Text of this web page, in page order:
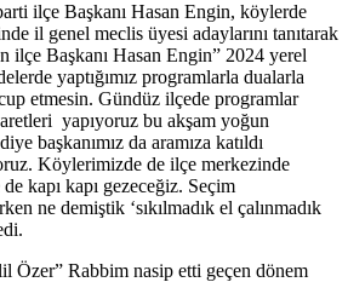
ilçe Başkanı Hasan Engin, köylerde
il genel meclis üyesi adaylarını tanıtarak
ilçe Başkanı Hasan Engin” 2024 yerel
yaptığımız programlarla dualarla
etmesin. Gündüz ilçede programlar
yapıyoruz bu akşam yoğun
başkanımız da aramıza katıldı
Köylerimizde de ilçe merkezinde
kapı kapı gezeceğiz. Seçim
ne demiştik ‘sıkılmadık el çalınmadık
Özer” Rabbim nasip etti geçen dönem